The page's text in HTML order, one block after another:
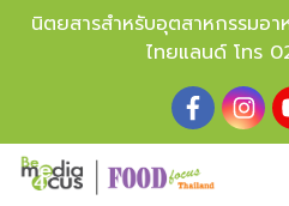
นิตยสารสำหรับอุตสาหกรรมอ
ไทยแลนด์ โทร